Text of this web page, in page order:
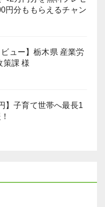
円分ももらえるチャン
ビュー】栃木県 産業労
策課 様
】子育て世帯へ最長1